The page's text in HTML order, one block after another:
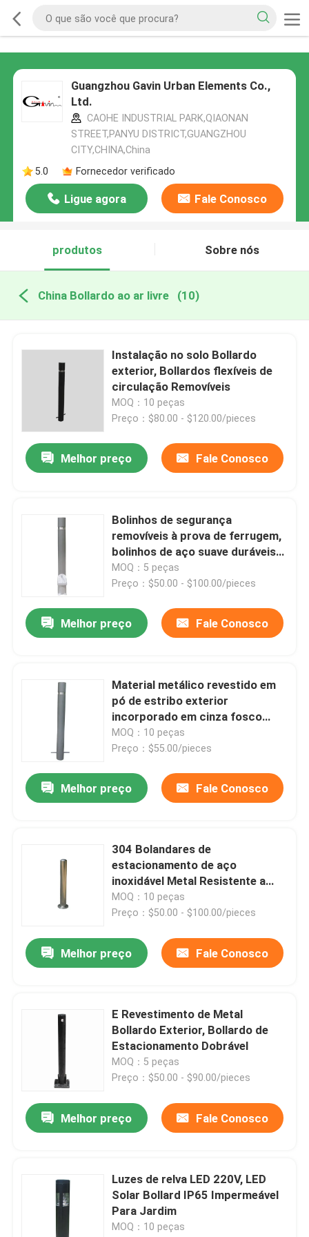
Guangzhou Gavin Urban Elements Co.,
Ltd.
CAOHE INDUSTRIAL PARK,QIAONAN
STREET,PANYU DISTRICT,GUANGZHOU
CITY,CHINA,China
5.0
Fornecedor verificado
Ligue agora Fale Conosco
produtos Sobre nós
China Bollardo ao ar livre (10)
Instalação no solo Bollardo
exterior, Bollardos flexíveis de
circulação Removíveis
MOQ：10 peças
Preço：$80.00 - $120.00/pieces
Melhor preço Fale Conosco
Bolinhos de segurança
removíveis à prova de ferrugem,
bolinhos de aço suave duráveis
para o exterior
MOQ：5 peças
Preço：$50.00 - $100.00/pieces
Melhor preço Fale Conosco
Material metálico revestido em
pó de estribo exterior
incorporado em cinza fosco
para o tráfego rodoviário
MOQ：10 peças
Preço：$55.00/pieces
Melhor preço Fale Conosco
304 Bolandares de
estacionamento de aço
inoxidável Metal Resistente a
intempéries
MOQ：10 peças
Preço：$50.00 - $100.00/pieces
Melhor preço Fale Conosco
E Revestimento de Metal
Bollardo Exterior, Bollardo de
Estacionamento Dobrável
MOQ：5 peças
Preço：$50.00 - $90.00/pieces
Melhor preço Fale Conosco
Luzes de relva LED 220V, LED
Solar Bollard IP65 Impermeável
Para Jardim
MOQ：10 peças